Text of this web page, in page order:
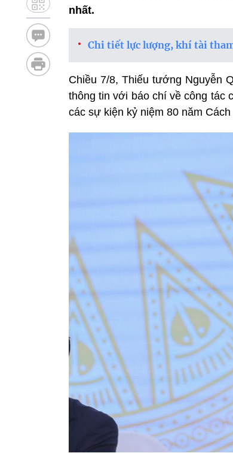
nhất.
Chi tiết lực lượng, khí tài
Chiều 7/8, Thiếu tướng Nguyễn
thông tin với báo chí về công tác
các sự kiện kỷ niệm 80 năm